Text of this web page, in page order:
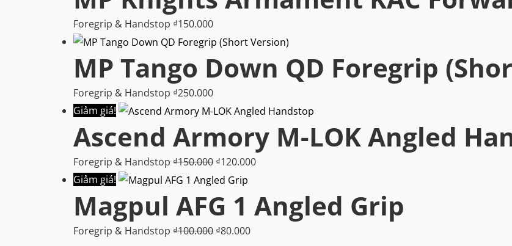
Foregrip & Handstop ₫150.000
MP Tango Down QD Foregrip
Foregrip & Handstop ₫250.000
Giảm giá!
Ascend Armory M-LOK Angled
Foregrip & Handstop ₫150.000 Giá
gốc
là:
₫150.000.
₫120.000Giá
tại
là:
Giảm giá!
Magpul AFG 1 Angled Grip
Foregrip & Handstop ₫100.000 Giá
₫80.000Giá